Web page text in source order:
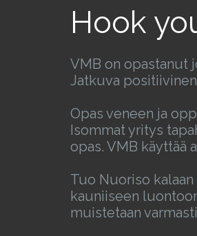
Hook
VMB on opastanut
Jatkuva
Opas veneen ja
Isommat yritys
opas. VMB käyttää
Tuo Nuoriso
kauniiseen
muistetaan